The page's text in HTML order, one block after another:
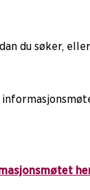
du søker,